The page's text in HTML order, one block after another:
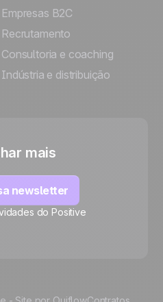
Empresas B2C
Recrutamento
Consultoria e coaching
Indústria e distribuição
mais
newsletter
do Positive